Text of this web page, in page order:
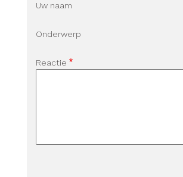
Uw naam
Onderwerp
Reactie